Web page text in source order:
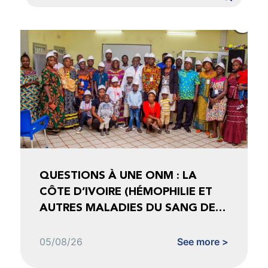
QUESTIONS À UNE ONM : LA
CÔTE D’IVOIRE (HÉMOPHILIE ET
AUTRES MALADIES DU SANG DE
05/08/26 See more >